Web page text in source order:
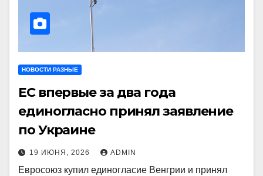
НОВОСТИ РАЗНЫЕ
ЕС впервые за два года
единогласно принял заявление
по Украине
19 ИЮНЯ, 2026 ADMIN
Евросоюз купил единогласие Венгрии и принял